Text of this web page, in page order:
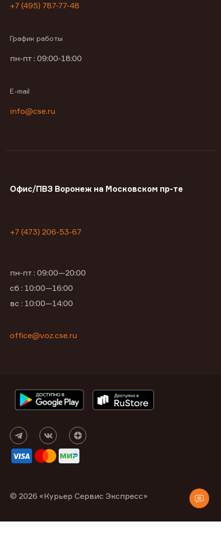
+7 (495) 787-77-48
График работы
пн-пт : 09:00-18:00
E-mail
info@cse.ru
Офис/ПВЗ Воронеж на Московском пр-те
+7 (473) 206-53-67
пн-пт : 09:00—20:00
сб : 10:00—16:00
вс : 10:00—14:00
office@voz.cse.ru
© 2026 «Курьер Сервис Экспресс»